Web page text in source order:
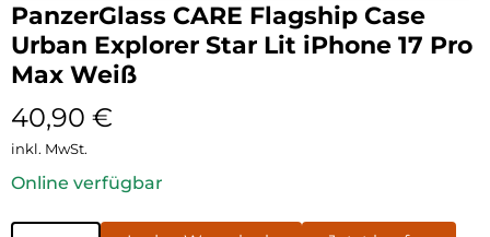
PanzerGlass CARE Flagship Case
Urban Explorer Star Lit iPhone 17 Pro
Max Weiß
40,90 €
inkl. MwSt.
Online verfügbar